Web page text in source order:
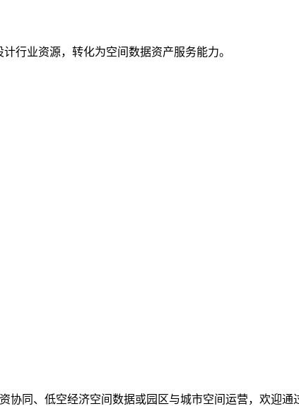
行业资源，转化为空间数据资产服务能力。
同、低空经济空间数据或园区与城市空间运营，欢迎通